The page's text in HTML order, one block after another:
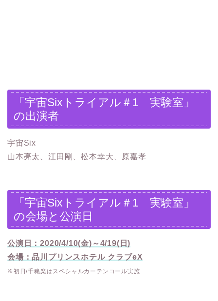
「宇宙Sixトライアル＃1 実験室」
の出演者
宇宙Six
山本亮太、江田剛、松本幸大、原嘉孝
「宇宙Sixトライアル＃1 実験室」
の会場と公演日
公演日：2020/4/10(金)～4/19(日)
会場：品川プリンスホテル クラブeX
※初日/千穐楽はスペシャルカーテンコール実施